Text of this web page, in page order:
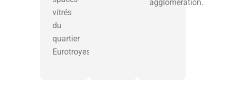
vitrés
du
quartier
Eurotroyes.
agglomération.